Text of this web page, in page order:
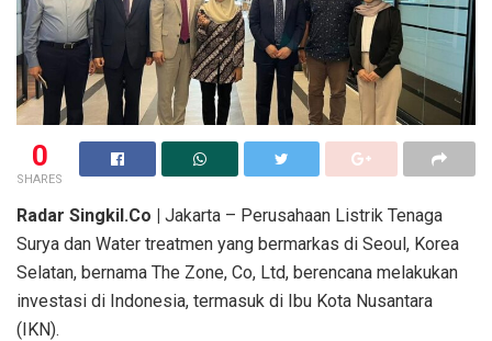
0
SHARES
Radar Singkil.Co | Jakarta – Perusahaan Listrik Tenaga
Surya dan Water treatmen yang bermarkas di Seoul, Korea
Selatan, bernama The Zone, Co, Ltd, berencana melakukan
investasi di Indonesia, termasuk di Ibu Kota Nusantara
(IKN).